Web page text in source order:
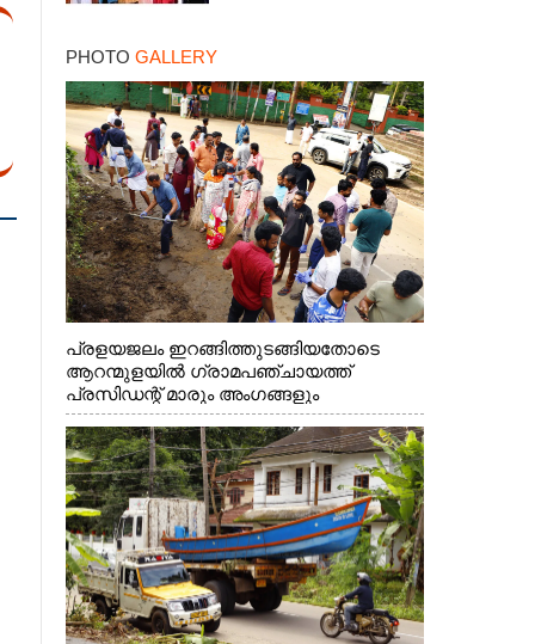
PHOTO GALLERY
പ്രളയജലം ഇറങ്ങിത്തുടങ്ങിയതോടെ
ആറന്മുളയിൽ ഗ്രാമപഞ്ചായത്ത്
പ്രസിഡന്റ് മാരും അംഗങ്ങളും
രാഷ്ട്രീയപ്രവത്തകരും അടങ്ങുന്ന സംഘം
റോഡിൽ അടിഞ്ഞ് കൂടിയ ചെളിയും മണ്ണും
മറ്റ് മാലിന്യങ്ങളും നീക്കം ചെയ്യുന്നു.